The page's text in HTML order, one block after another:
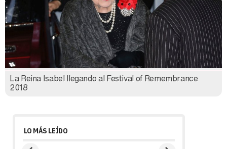
La Reina Isabel llegando al Festival of Remembrance
2018
LO MÁS LEÍDO